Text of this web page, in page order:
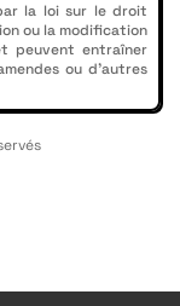
la loi sur le droit
ou la modification
peuvent entraîner
ou d'autres